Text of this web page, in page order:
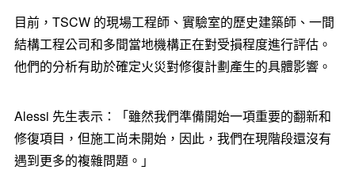
目前，TSCW 的現場工程師、實驗室的歷史建築師、一間
結構工程公司和多間當地機構正在對受損程度進行評估。
他們的分析有助於確定火災對修復計劃產生的具體影響。
Alessi 先生表示：「雖然我們準備開始一項重要的翻新和
修復項目，但施工尚未開始，因此，我們在現階段還沒有
遇到更多的複雜問題。」